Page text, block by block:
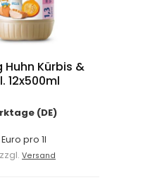
Huhn Kürbis &
12x500ml
(DE)
Euro pro 1l
Versand